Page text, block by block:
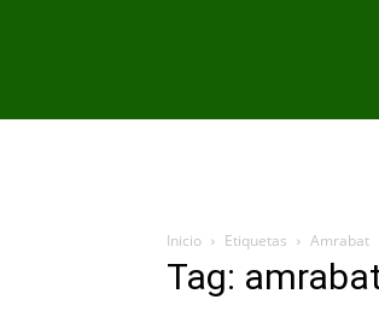
Inicio Etiquetas Amrabat
Tag: